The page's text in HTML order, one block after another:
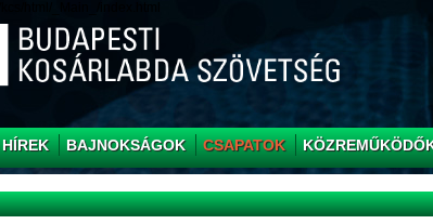
HÍREK BAJNOKSÁGOK CSAPATOK